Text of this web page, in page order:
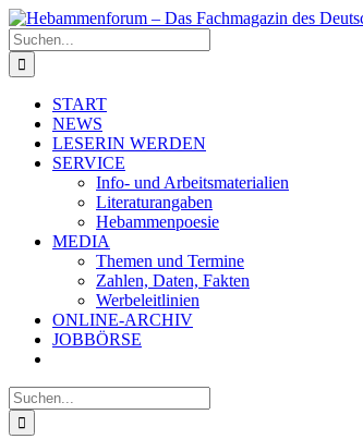
Zum
Inhalt
springen
Suche
nach:
START
NEWS
LESERIN WERDEN
SERVICE
Info- und Arbeitsmaterialien
Literaturangaben
Hebammenpoesie
MEDIA
Themen und Termine
Zahlen, Daten, Fakten
Werbeleitlinien
ONLINE-ARCHIV
JOBBÖRSE
Suche
nach: